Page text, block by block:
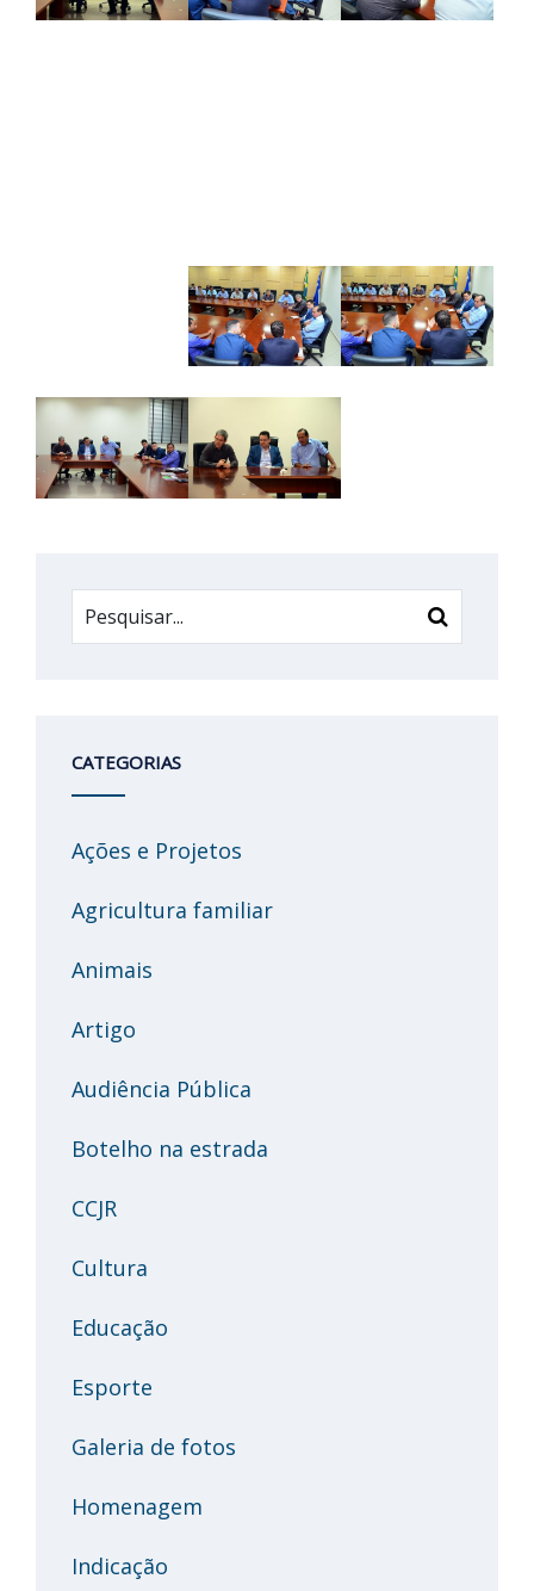
CATEGORIAS
Ações e Projetos
Agricultura familiar
Animais
Artigo
Audiência Pública
Botelho na estrada
CCJR
Cultura
Educação
Esporte
Galeria de fotos
Homenagem
Indicação